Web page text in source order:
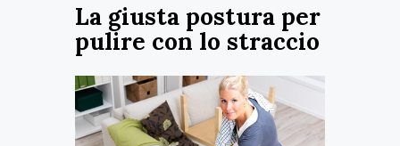
La giusta postura per
pulire con lo straccio